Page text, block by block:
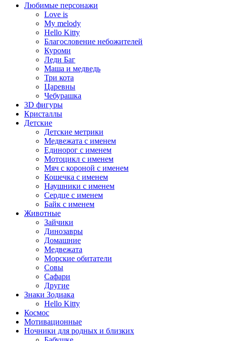
Любимые персонажи
Love is
My melody
Hello Kitty
Благословение небожителей
Куроми
Леди Баг
Маша и медведь
Три кота
Царевны
Чебурашка
3D фигуры
Кристаллы
Детские
Детские метрики
Медвежата с именем
Единорог с именем
Мотоцикл с именем
Мяч с короной с именем
Кошечка с именем
Наушники с именем
Сердце с именем
Байк с именем
Животные
Зайчики
Динозавры
Домашние
Медвежата
Морские обитатели
Совы
Сафари
Другие
Знаки Зодиака
Hello Kitty
Космос
Мотивационные
Ночники для родных и близких